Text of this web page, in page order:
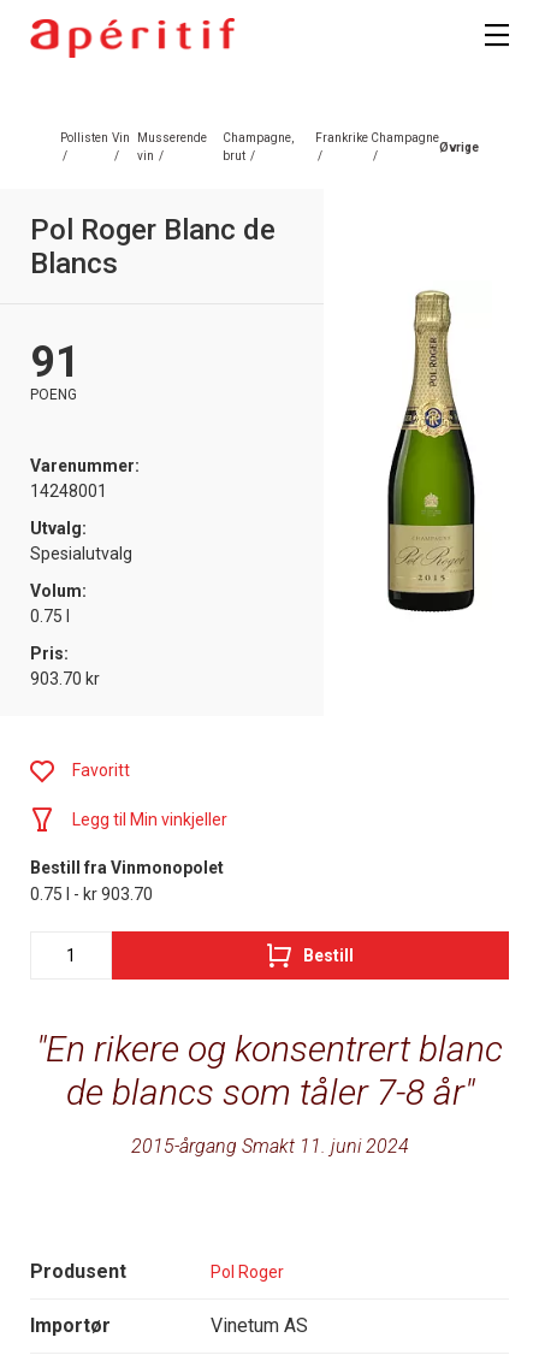
Pollisten
/
Vin
/
Musserende
vin /
Champagne,
brut /
Frankrike
/
Champagne
/
Øvrige
Pol Roger Blanc de
Blancs
91
POENG
Varenummer:
14248001
Utvalg:
Spesialutvalg
Volum:
0.75 l
Pris:
903.70 kr
En rikere og konsentrert blanc
de blancs som tåler 7-8 år
2015-årgang Smakt 11. juni 2024
Produsent Pol Roger
Importør Vinetum AS
Favoritt
Legg til Min vinkjeller
Bestill fra Vinmonopolet
0.75 l - kr 903.70
Bestill